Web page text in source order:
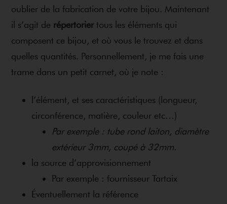
oublier de la fabrication de votre bijou. Maintenant
il s’agit de répertoriertous les éléments qui
composent ce bijou, et où vous le trouvez et dans
quelles quantités. Personnellement, je me fais une
trame dans un petit carnet, où je note :
l’élément, et ses caractéristiques (longueur,
circonférence, matière, couleur etc…)
Par exemple : tube rond laiton, diamètre
extérieur 3mm, coupé à 32mm.
la source d’approvisionnement
Par exemple : fournisseur Tartaix
Éventuellement la référence